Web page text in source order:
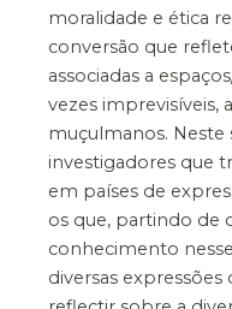
moralidade e ética
conversão que
associadas a
vezes
muçulmanos.
investigadores que
em países de
os que, partindo de
conhecimento
diversas expressões